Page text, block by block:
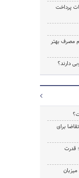
پرداخت
مصرف بهتر
دارند؟
برای
قدرت